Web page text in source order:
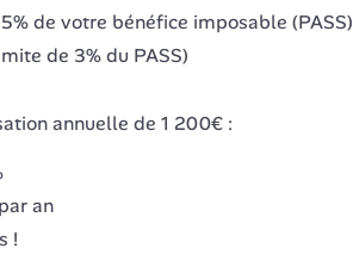
de votre bénéfice imposable (PASS)
de 3% du PASS)
annuelle de 1 200€ :
an
!